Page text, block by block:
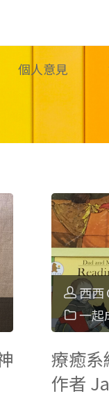
個人意見
西西
一起
療癒系
作者